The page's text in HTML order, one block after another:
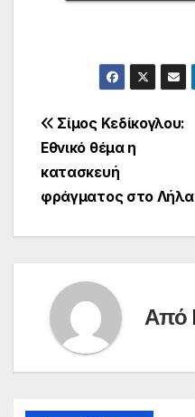
Πλοήγηση
άρθρων
Σίμος Κεδίκογλου:
Εθνικό θέμα η
κατασκευή
φράγματος στο Λήλα
Από